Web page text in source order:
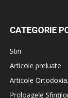
CATEGORIE
Stiri
Articole preluate
Articole
Proloagele